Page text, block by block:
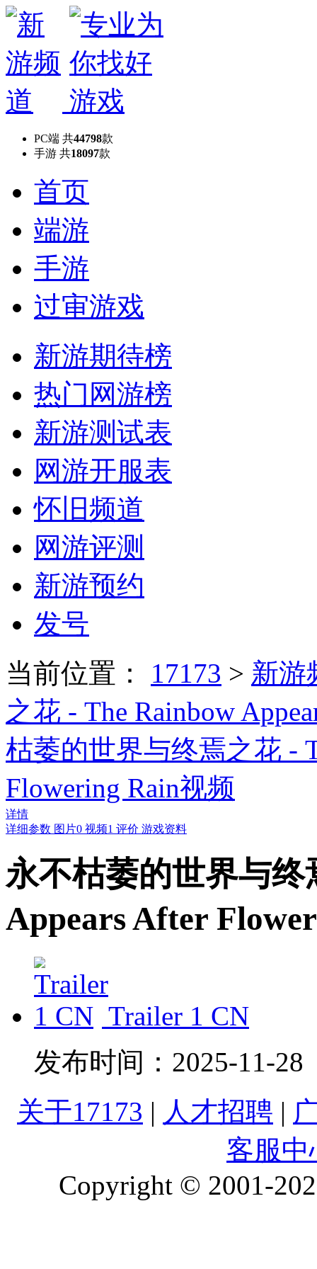
PC端 共44798款
手游 共18097款
首页
端游
手游
过审游戏
新游期待榜
热门网游榜
新游测试表
网游开服表
怀旧频道
网游评测
新游预约
发号
当前位置： 17173 > 新游
之花 - The Rainbow
枯萎的世界与终焉之花 -
Flowering Rain视频
详情
详细参数 图片0 视频1 评价 游戏资料
永不枯萎的世界与终
Appears After
Trailer 1 CN
发布时间： 2025-11-28
关于17173 | 人才招聘 |
客服中
Copyright © 2001-